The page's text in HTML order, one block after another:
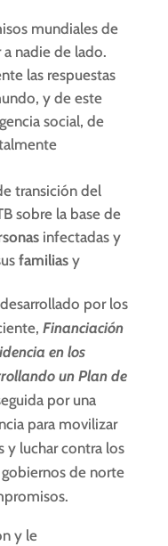
mundiales de
nadie de lado.
las respuestas
y de este
social, de
transición del
sobre la base de
infectadas y
familiasy
por los
Financiación
en los
un Plan de
por una
para movilizar
y luchar contra los
de norte
y le